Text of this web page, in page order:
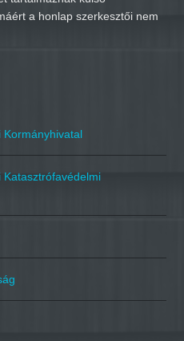
a honlap szerkesztői nem
Kormányhivatal